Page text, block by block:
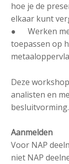
hoe je de
elkaar kunt
● Werken met
toepassen op
Deze
analisten en
besluitvorming.
Aanmelden
Voor NAP
niet NAP